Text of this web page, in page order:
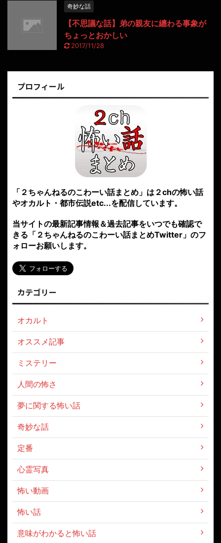
奇妙な話
【不思議な話】弟の親友に纏わる事象が
ちょっとおかしい
2017/11/28
プロフィール
「２ちゃんねるのこわーい話まとめ」は２chの怖い話
やオカルト・都市伝説etc...を配信しています。
当サイトの最新記事情報＆過去記事をいつでも確認で
きる「２ちゃんねるのこわーい話まとめTwitter」のフ
ォローお願いします。
カテゴリー
オカルト
オススメ記事
ミステリー
人間の怖さ
夢に関する怖い話
奇妙な話
定番
心霊写真
怖い動画
怖い話
意味がわかると怖い話